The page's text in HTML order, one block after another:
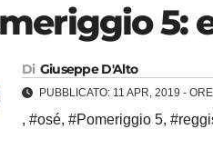
5:
Di Giuseppe D'Alto
PUBBLICATO: 11 APR, 2019 -
, #osé, #Pomeriggio 5,